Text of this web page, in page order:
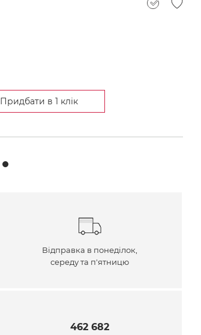
Придбати в 1 клік
Відправка в понеділок,
середу та п'ятницю
462 682